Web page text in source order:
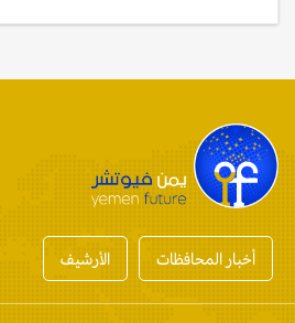
أخبار المحافظات الأرشيف